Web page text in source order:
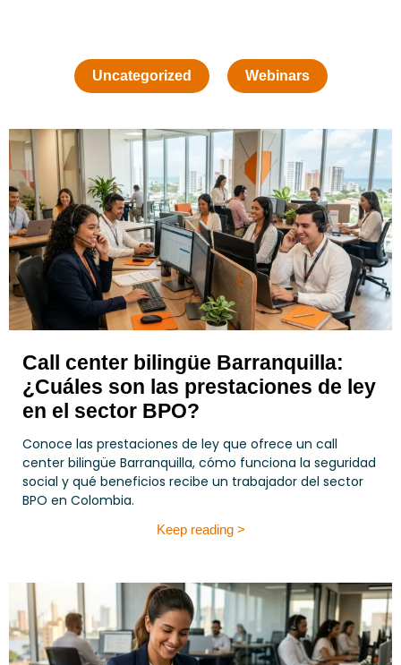
Uncategorized Webinars
Call center bilingüe Barranquilla:
¿Cuáles son las prestaciones de ley
en el sector BPO?
Conoce las prestaciones de ley que ofrece un call
center bilingüe Barranquilla, cómo funciona la seguridad
social y qué beneficios recibe un trabajador del sector
BPO en Colombia.
Keep reading >